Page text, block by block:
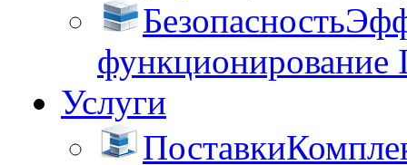
Безопасность
функционирование
Услуги
Поставки